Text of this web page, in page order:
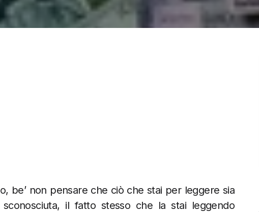
be’ non pensare che ciò che stai per leggere sia
il fatto stesso che la stai leggendo